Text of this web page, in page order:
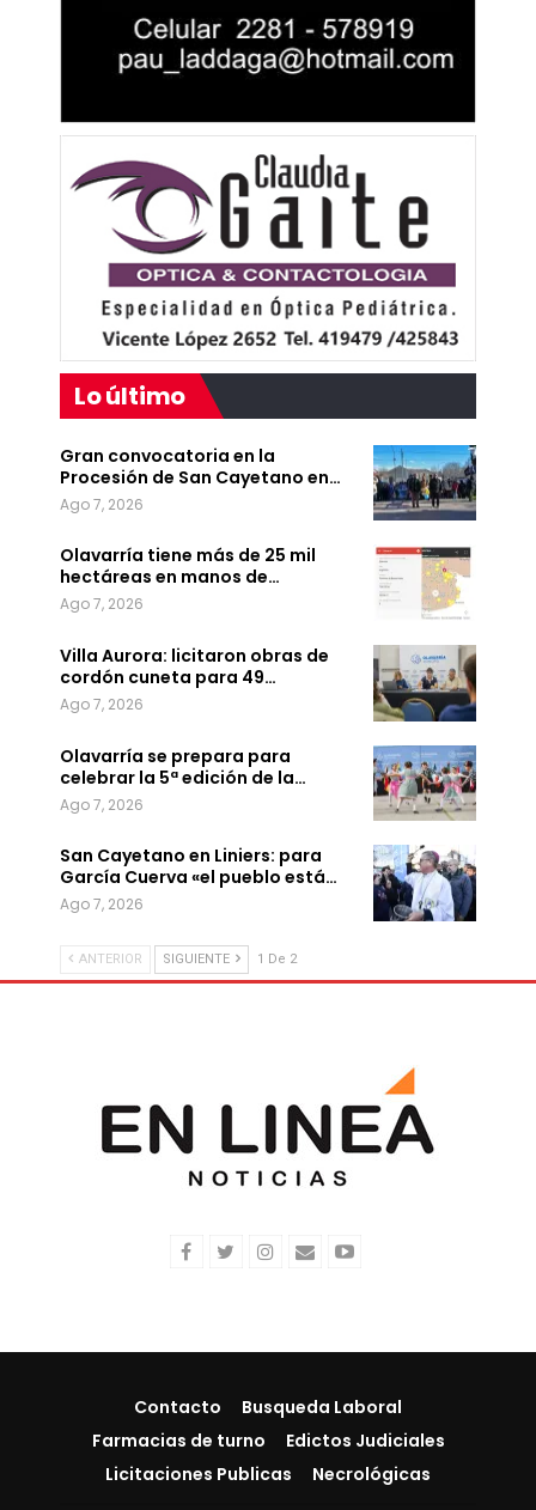
Lo último
Gran convocatoria en la
Procesión de San Cayetano en…
Ago 7, 2026
Olavarría tiene más de 25 mil
hectáreas en manos de…
Ago 7, 2026
Villa Aurora: licitaron obras de
cordón cuneta para 49…
Ago 7, 2026
Olavarría se prepara para
celebrar la 5ª edición de la…
Ago 7, 2026
San Cayetano en Liniers: para
García Cuerva «el pueblo está…
Ago 7, 2026
ANTERIOR SIGUIENTE 1 De 2
Contacto
Busqueda Laboral
Farmacias de turno
Edictos Judiciales
Licitaciones Publicas
Necrológicas